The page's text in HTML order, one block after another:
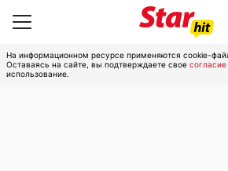
На информационном ресурсе применяются cookie-
Оставаясь на сайте, вы подтверждаете свое согласие
использование.